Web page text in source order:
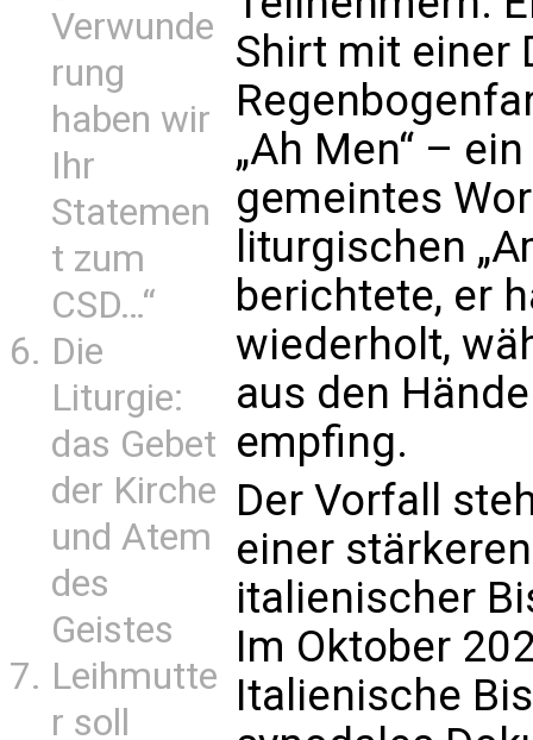
Verwunde
rung
haben wir
Ihr
Statemen
t zum
CSD…“
Die
Liturgie:
das Gebet
der Kirche
und Atem
des
Geistes
Leihmutte
r soll
Shirt mit einer
„Ah Men“ –
gemeintes
liturgischen
berichtete, er
wiederholt,
aus den
empfing.
Der Vorfall
einer
italienischer
Im Oktober
Italienische